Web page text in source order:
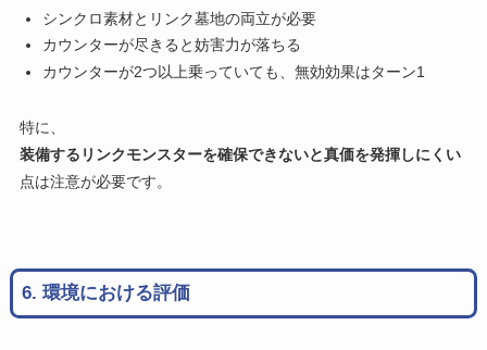
シンクロ素材とリンク墓地の両立が必要
カウンターが尽きると妨害力が落ちる
カウンターが2つ以上乗っていても、無効効果はターン1
特に、
装備するリンクモンスターを確保できないと真価を発揮しにくい
点は注意が必要です。
6. 環境における評価